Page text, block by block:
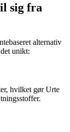
sig fra
alternativ
unikt:
hvilket gør Urte